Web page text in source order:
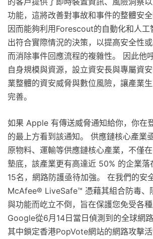
功能，這將改善對事故和事件的整體安
因而能夠利用Forescout的自動化和人工
出符合實際情況的決策，以提高安全性
而消除事件回應流程的複雜性。 因此他
自身規模與資源，設立資安長與專屬資
業整體的資安威脅與數位風險，讓產業
完善。
如果 Apple 有傳送威脅通知給你，你在
的最上方看到該通知。 供應鏈核心產業
原物料、運輸等供應鏈核心產業，不僅
墊底，該產業更有高達近 50% 的企業落
15名，網路防護亟待加強。 在我們的安
McAfee® LiveSafe™ 憑藉其組合防毒、
與功能而屹立不倒，旨在保護您免受各
Google從6月14日當日偵測到的全球網路
其中鎖定香港PopVote網站的網路攻擊活